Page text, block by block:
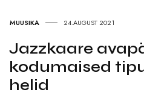
MUUSIKA 24.AUGUST 2021
Jazzkaare
kodumaised
helid